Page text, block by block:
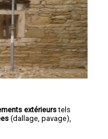
extérieurstels
(dallage, pavage),